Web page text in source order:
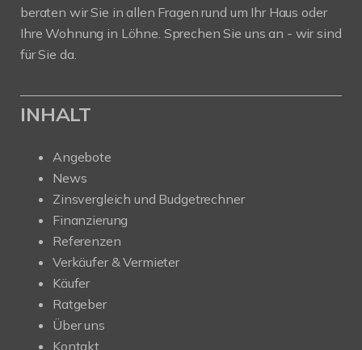
beraten wir Sie in allen Fragen rund um Ihr Haus oder
Ihre Wohnung in Löhne. Sprechen Sie uns an - wir sind
für Sie da.
INHALT
Angebote
News
Zinsvergleich und Budgetrechner
Finanzierung
Referenzen
Verkäufer & Vermieter
Käufer
Ratgeber
Über uns
Kontakt